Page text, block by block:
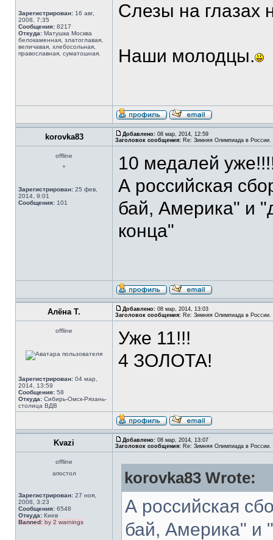
Зарегистрирован: 16 авг,
2008, 7:35
Сообщения: 8217
Откуда: Матушка Москва
белокаменная, златоглавая,
величавая, хлебосольная,
православная, суматошная.
Слезы на глазах
Наши молодцы.
korovka83 Добавлено: 08 мар, 2014, 12:59
Заголовок сообщения: Re: Зимняя Олимпиада в России.
offline
*
Зарегистрирован: 25 фев,
2014, 9:01
Сообщения: 101
10 медалей
А российская
бай, Америка" и
конца"
Алёна Т. Добавлено: 08 мар, 2014, 13:03
Заголовок сообщения: Re: Зимняя Олимпиада в России.
offline
Зарегистрирован: 04 мар,
2014, 13:59
Сообщения: 58
Откуда: Сибирь-Омск-Рязань-
столица ВДВ
Уже 11!!!
4 ЗОЛОТА!
Kvazi Добавлено: 08 мар, 2014, 13:07
Заголовок сообщения: Re: Зимняя Олимпиада в России.
offline
апостол
Зарегистрирован: 27 ноя,
2008, 3:23
Сообщения: 6548
Откуда: Киев
Banned: by 2 warnings
korovka83 Wrote:
А российская
бай, Америка" и